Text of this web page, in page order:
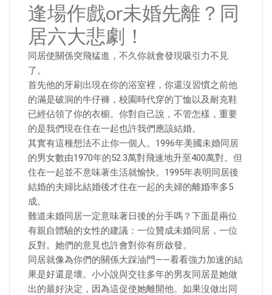
逢場作戲or未婚先離？同
居六大悲劇！
同居使關係突飛猛進，不久你就會發現吸引力不見
了。
首先他的牙刷出現在你的浴室裡，你還沒習慣之前他
的滿是破洞的牛仔褲，校園時代穿的丁恤以及耐克鞋
已經佔領了你的衣櫥。你對自己說，不管怎樣，重要
的是我們現在住在一起也許我們應該結婚。
其實有這種想法不止你一個人。1996年美國未婚同居
的男女數由1970年的52.3萬對飛速地升至400萬對。但
住在一起並不意味著生活就愉快。1995年表明同居後
結婚的夫婦比結婚後才住在一起的夫婦的離婚率多5
成。
難道未婚同居一定意味著日後的分手嗎？下面是兩位
有親自體驗的女性的建議：一位贊成未婚同居，一位
反對。她們的意見也許會對你有所啟發。
同居就像為你們的關係大踩油門——看看強力加速的結
果是好還是壞。小小說與交往多年的男友同居是她做
出的最好決定，因為這促使她離開他。如果沒做出同